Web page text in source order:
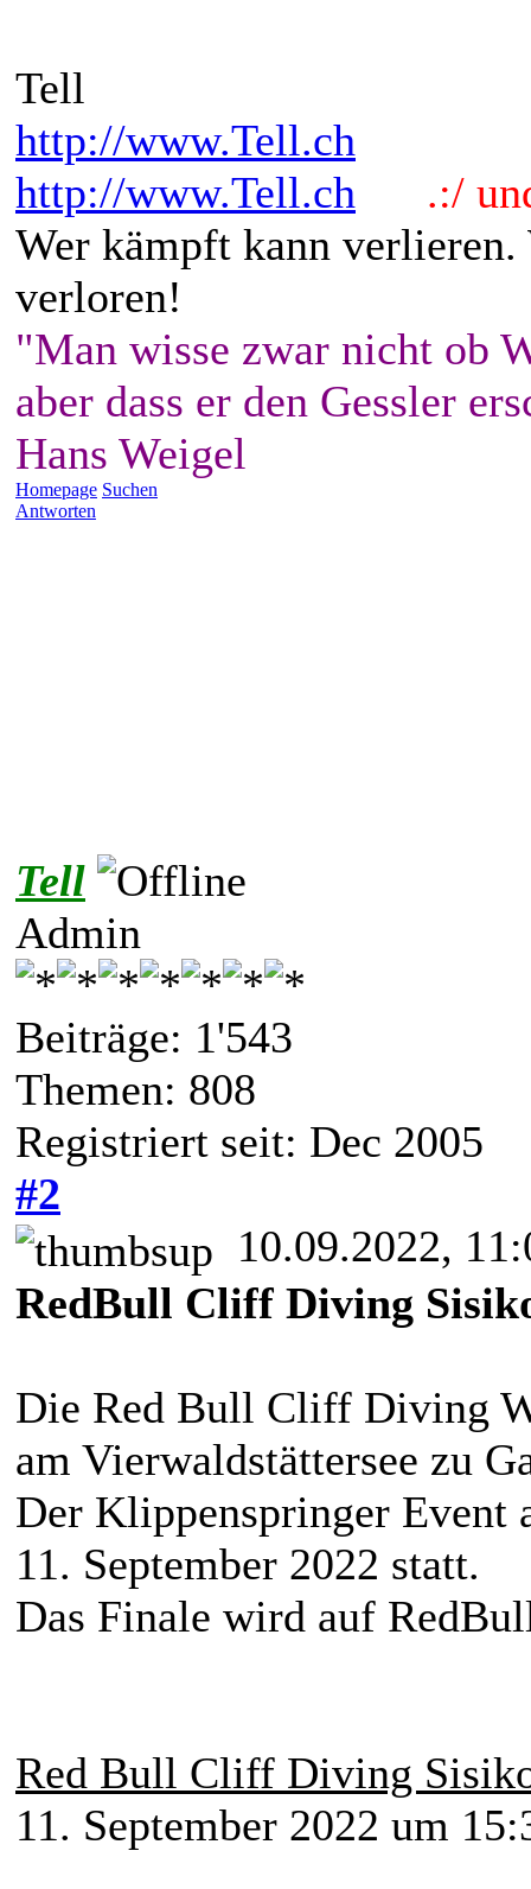
Tell
http://www.Tell.ch
http://www.Tell.ch
.:/
Wer kämpft kann
verloren!
"Man wisse zwar nicht ob
aber dass er den Gessler
Hans Weigel
Homepage Suchen
Antworten
Tell
Admin
Beiträge: 1'543
Themen: 808
Registriert seit: Dec 2005
#2
10.09.2022,
RedBull Cliff Diving
Die Red Bull Cliff Diving
am Vierwaldstättersee zu
Der Klippenspringer Event
11. September 2022 statt.
Das Finale wird auf
Red Bull Cliff Diving
11. September 2022 um